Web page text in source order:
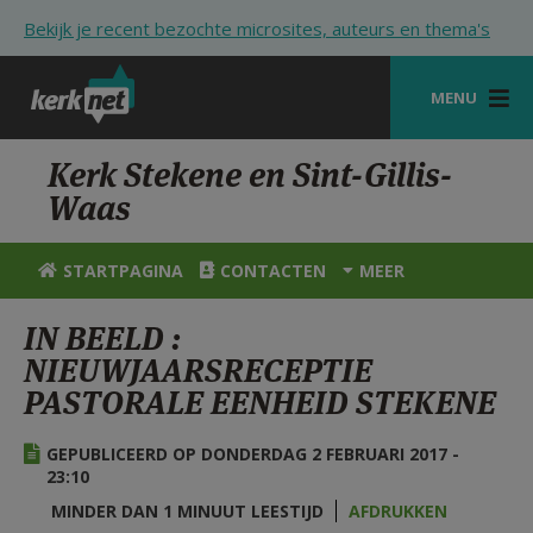
Bekijk je recent bezochte microsites, auteurs en thema's
MENU
STARTPAGINA
KERK
VIERINGEN
ZOEKEN
HULP
STARTPAGINA PORTAAL
MIJN PAROCHIE
Kerk Stekene en Sint-Gillis-
Waas
STARTPAGINA CONTACTEN MEER
IN BEELD :
NIEUWJAARSRECEPTIE
PASTORALE EENHEID STEKENE
GEPUBLICEERD OP DONDERDAG 2 FEBRUARI 2017 -
23:10
MINDER DAN 1 MINUUT LEESTIJD
AFDRUKKEN